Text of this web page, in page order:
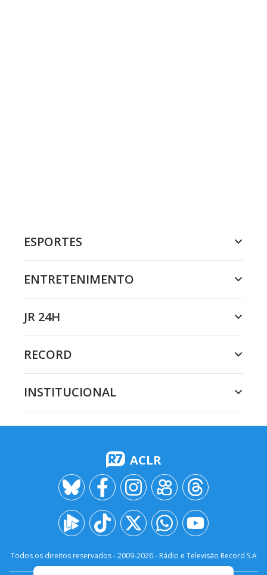
ESPORTES
ENTRETENIMENTO
JR 24H
RECORD
INSTITUCIONAL
ACLR
Todos os direitos reservados - 2009-2026- Rádio e Televisão Record S.A